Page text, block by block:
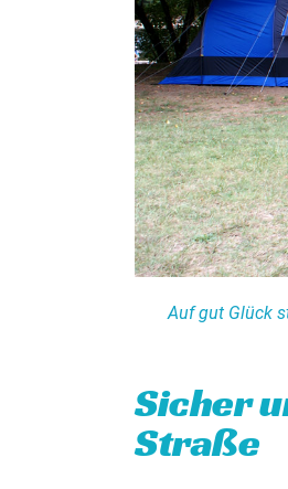
Auf gut Glück
Sicher
Straße